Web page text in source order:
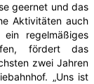
geernet und das
Aktivitäten auch
regelmäßiges
fördert das
zwei Jahren
„Uns ist